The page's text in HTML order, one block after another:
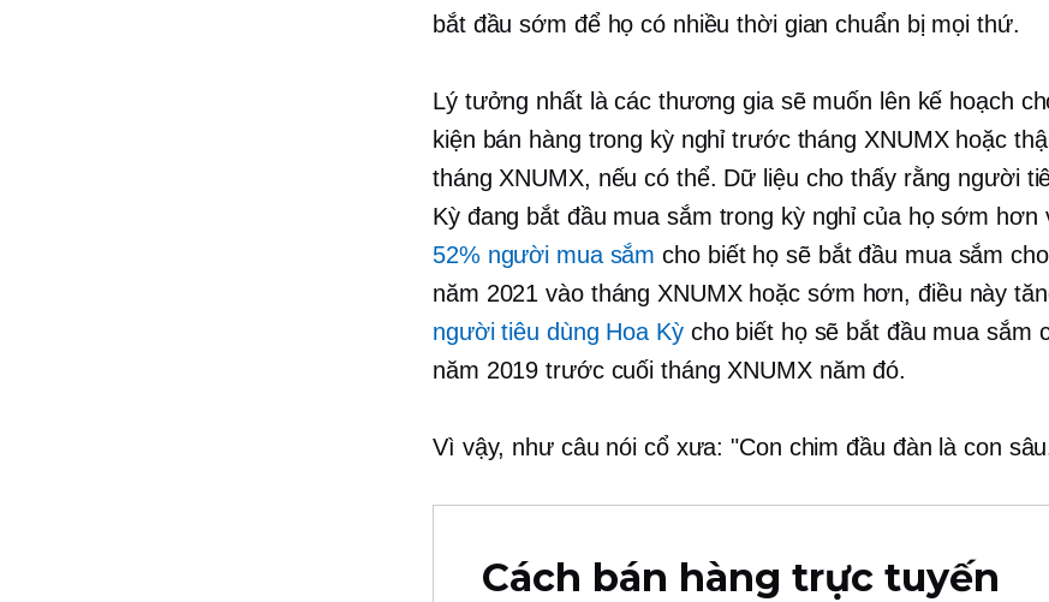
bắt đầu sớm để họ có nhiều thời gian chuẩn bị mọi thứ.
Lý tưởng nhất là các thương gia sẽ muốn lên kế hoạch
kiện bán hàng trong kỳ nghỉ trước tháng XNUMX hoặc
tháng XNUMX, nếu có thể. Dữ liệu cho thấy rằng người
Kỳ đang bắt đầu mua sắm trong kỳ nghỉ của họ sớm hơn
52% người mua sắm cho biết họ sẽ bắt đầu mua sắm
năm 2021 vào tháng XNUMX hoặc sớm hơn, điều này
người tiêu dùng Hoa Kỳcho biết họ sẽ bắt đầu mua sắm
năm 2019 trước cuối tháng XNUMX năm đó.
Vì vậy, như câu nói cổ xưa: "Con chim đầu đàn là con
Cách bán hàng trực tuyến